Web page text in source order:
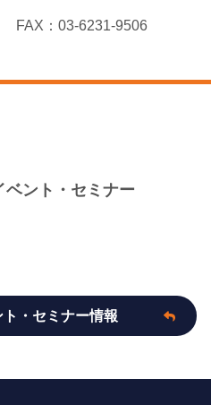
FAX：03-6231-9506
ント・セミナー
・セミナー情報